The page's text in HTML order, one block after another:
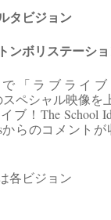
タビジョン
ンボリステーシ
「ラブライブ
ペシャル映像を
ブ！The School
からのコメント
各ビジョン